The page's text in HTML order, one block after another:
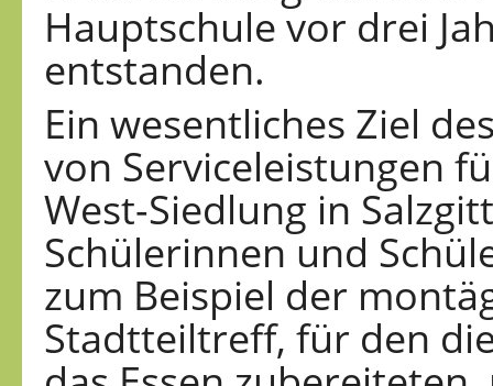
Hauptschule vor drei
entstanden.
Ein wesentliches Ziel
von Serviceleistungen
West-Siedlung in
Schülerinnen und
zum Beispiel der
Stadtteiltreff, für den